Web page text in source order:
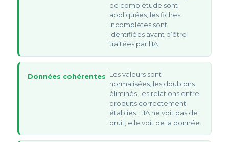
de complétude sont
appliquées, les fiches
incomplètes sont
identifiées avant d’être
traitées par l’IA.
Données cohérentes Les valeurs sont
normalisées, les doublons
éliminés, les relations entre
produits correctement
établies. L’IA ne voit pas de
bruit, elle voit de la donnée.